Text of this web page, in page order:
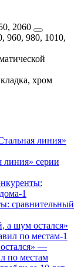
2060
960, 980, 1010,
хром
линия» серии
сравнительный
—
по местам